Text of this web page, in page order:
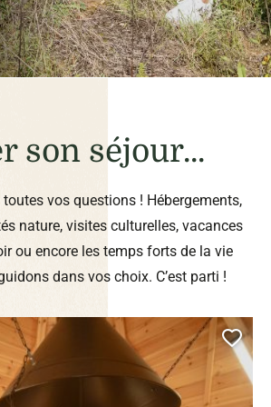
son séjour...
toutes vos questions ! Hébergements,
nature, visites culturelles, vacances
ou encore les temps forts de la vie
dans vos choix. C’est parti !